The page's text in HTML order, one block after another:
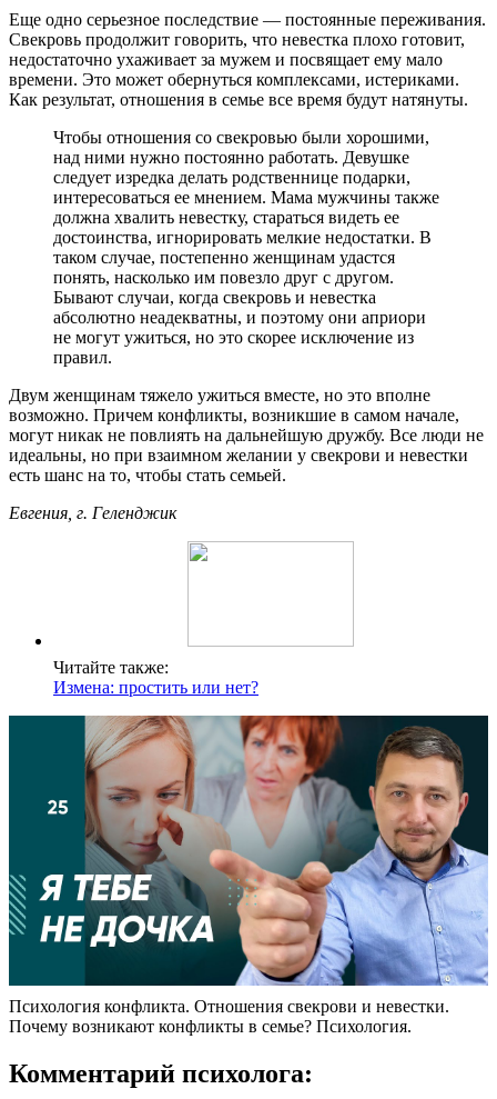
Еще одно серьезное последствие — постоянные переживания.
Свекровь продолжит говорить, что невестка плохо готовит,
недостаточно ухаживает за мужем и посвящает ему мало
времени. Это может обернуться комплексами, истериками.
Как результат, отношения в семье все время будут натянуты.
Чтобы отношения со свекровью были хорошими,
над ними нужно постоянно работать. Девушке
следует изредка делать родственнице подарки,
интересоваться ее мнением. Мама мужчины также
должна хвалить невестку, стараться видеть ее
достоинства, игнорировать мелкие недостатки. В
таком случае, постепенно женщинам удастся
понять, насколько им повезло друг с другом.
Бывают случаи, когда свекровь и невестка
абсолютно неадекватны, и поэтому они априори
не могут ужиться, но это скорее исключение из
правил.
Двум женщинам тяжело ужиться вместе, но это вполне
возможно. Причем конфликты, возникшие в самом начале,
могут никак не повлиять на дальнейшую дружбу. Все люди не
идеальны, но при взаимном желании у свекрови и невестки
есть шанс на то, чтобы стать семьей.
Евгения, г. Геленджик
Читайте также:
Измена: простить или нет?
Психология конфликта. Отношения свекрови и невестки.
Почему возникают конфликты в семье? Психология.
Комментарий психолога: